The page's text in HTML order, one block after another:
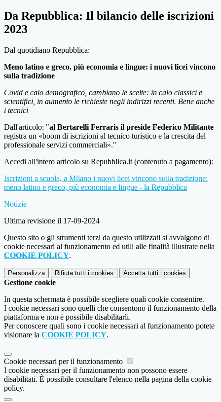
Da Repubblica: Il bilancio delle iscrizioni
2023
Dal quotidiano Repubblica:
Meno latino e greco, più economia e lingue: i nuovi licei vincono
sulla tradizione
Covid e calo demografico, cambiano le scelte: in calo classici e
scientifici, in aumento le richieste negli indirizzi recenti. Bene anche
i tecnici
Dall'articolo: "al Bertarelli Ferraris il preside Federico Militante
registra un «boom di iscrizioni al tecnico turistico e la crescita del
professionale servizi commerciali»."
Accedi all'intero articolo su Repubblica.it (contenuto a pagamento):
Iscrizioni a scuola, a Milano i nuovi licei vincono sulla tradizione:
meno latino e greco, più economia e lingue - la Repubblica
Notizie
Ultima revisione il 17-09-2024
Questo sito o gli strumenti terzi da questo utilizzati si avvalgono di
cookie necessari al funzionamento ed utili alle finalità illustrate nella
COOKIE POLICY.
Personalizza Rifiuta tutti i cookies Accetta tutti i cookies
Gestione cookie
In questa schermata è possibile scegliere quali cookie consentire.
I cookie necessari sono quelli che consentono il funzionamento della
piattaforma e non è possibile disabilitarli.
Per conoscere quali sono i cookie necessari al funzionamento potete
visionare la COOKIE POLICY.
Cookie necessari per il funzionamento
I cookie necessari per il funzionamento non possono essere
disabilitati. È possibile consultare l'elenco nella pagina della cookie
policy.